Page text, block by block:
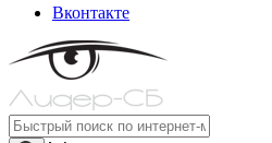
Вконтакте